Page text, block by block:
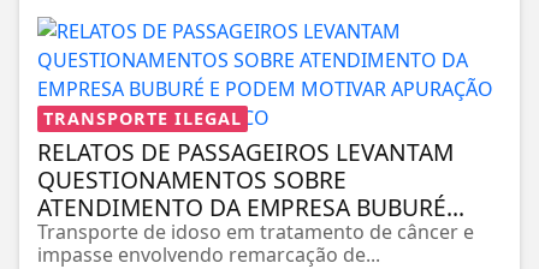
TRANSPORTE ILEGAL
RELATOS DE PASSAGEIROS LEVANTAM
QUESTIONAMENTOS SOBRE
ATENDIMENTO DA EMPRESA BUBURÉ...
Transporte de idoso em tratamento de câncer e
impasse envolvendo remarcação de...